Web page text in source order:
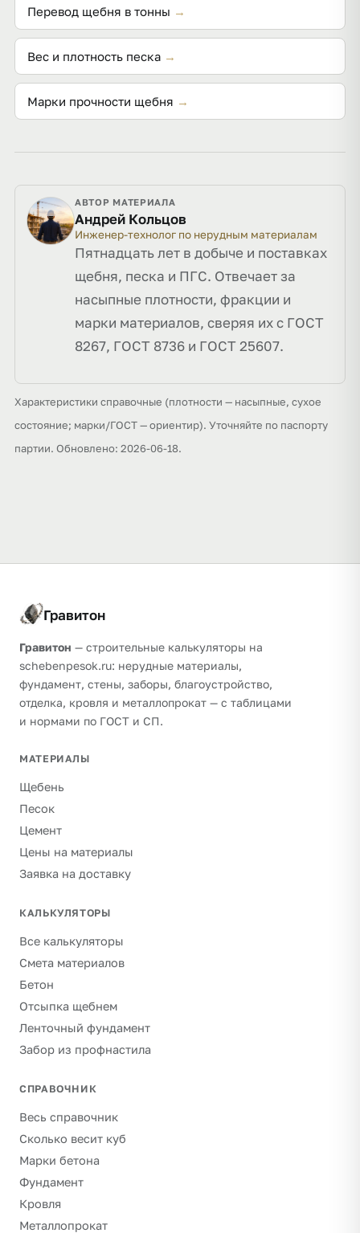
Перевод щебня в тонны →
Вес и плотность песка →
Марки прочности щебня →
АВТОР МАТЕРИАЛА
Андрей Кольцов
Инженер-технолог по нерудным материалам
Пятнадцать лет в добыче и поставках
щебня, песка и ПГС. Отвечает за
насыпные плотности, фракции и
марки материалов, сверяя их с ГОСТ
8267, ГОСТ 8736 и ГОСТ 25607.
Характеристики справочные (плотности — насыпные, сухое
состояние; марки/ГОСТ — ориентир). Уточняйте по паспорту
партии. Обновлено: 2026-06-18.
Гравитон
Гравитон — строительные калькуляторы на
schebenpesok.ru: нерудные материалы,
фундамент, стены, заборы, благоустройство,
отделка, кровля и металлопрокат — с таблицами
и нормами по ГОСТ и СП.
МАТЕРИАЛЫ
Щебень
Песок
Цемент
Цены на материалы
Заявка на доставку
КАЛЬКУЛЯТОРЫ
Все калькуляторы
Смета материалов
Бетон
Отсыпка щебнем
Ленточный фундамент
Забор из профнастила
СПРАВОЧНИК
Весь справочник
Сколько весит куб
Марки бетона
Фундамент
Кровля
Металлопрокат